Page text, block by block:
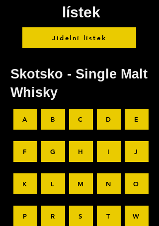
lístek
Jídelní lístek
Skotsko - Single Malt
Whisky
A B C D E
F G H I J
K L M N O
P R S T W